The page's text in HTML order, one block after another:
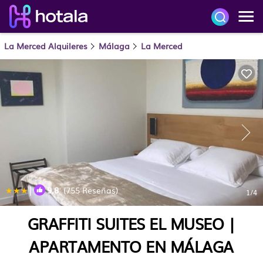
La Merced Alquileres Málaga La Merced
| 9.8(755 Reseñas) 1/4
GRAFFITI SUITES EL MUSEO |
APARTAMENTO EN MÁLAGA